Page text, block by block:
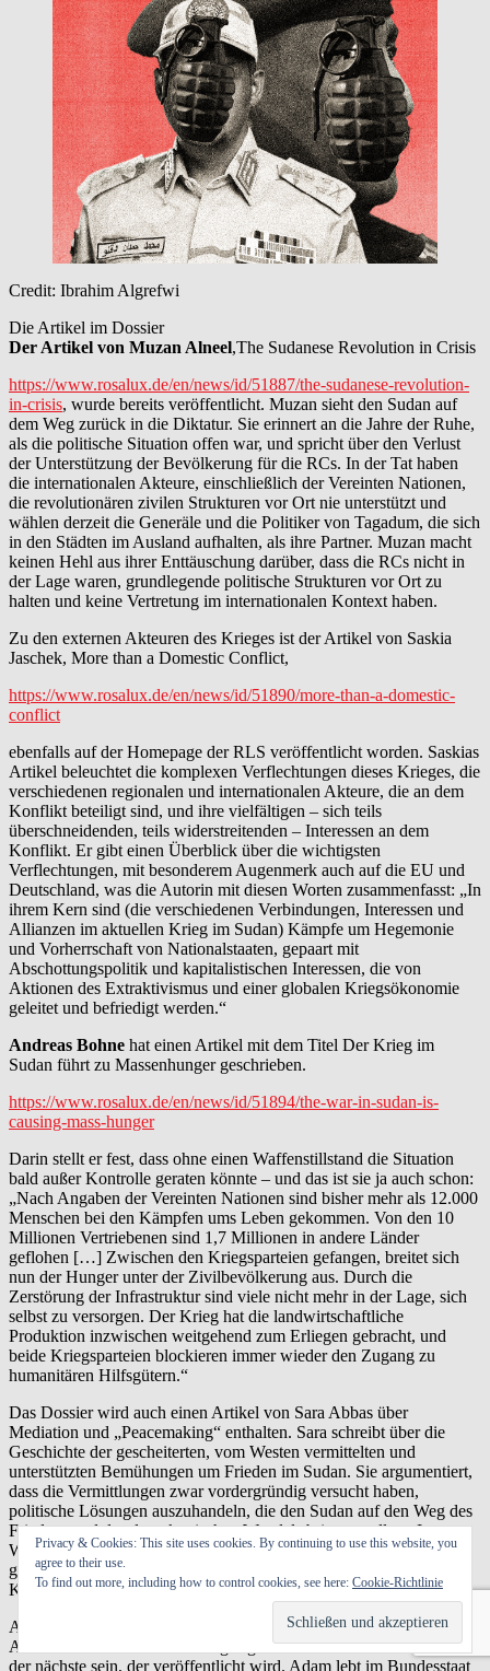
Credit: Ibrahim Algrefwi
Die Artikel im Dossier
Der Artikel von Muzan Alneel,The Sudanese Revolution in Crisis
https://www.rosalux.de/en/news/id/51887/the-sudanese-revolution-
in-crisis, wurde bereits veröffentlicht. Muzan sieht den Sudan auf
dem Weg zurück in die Diktatur. Sie erinnert an die Jahre der Ruhe,
als die politische Situation offen war, und spricht über den Verlust
der Unterstützung der Bevölkerung für die RCs. In der Tat haben
die internationalen Akteure, einschließlich der Vereinten Nationen,
die revolutionären zivilen Strukturen vor Ort nie unterstützt und
wählen derzeit die Generäle und die Politiker von Tagadum, die sich
in den Städten im Ausland aufhalten, als ihre Partner. Muzan macht
keinen Hehl aus ihrer Enttäuschung darüber, dass die RCs nicht in
der Lage waren, grundlegende politische Strukturen vor Ort zu
halten und keine Vertretung im internationalen Kontext haben.
Zu den externen Akteuren des Krieges ist der Artikel von Saskia
Jaschek, More than a Domestic Conflict,
https://www.rosalux.de/en/news/id/51890/more-than-a-domestic-
conflict
ebenfalls auf der Homepage der RLS veröffentlicht worden. Saskias
Artikel beleuchtet die komplexen Verflechtungen dieses Krieges, die
verschiedenen regionalen und internationalen Akteure, die an dem
Konflikt beteiligt sind, und ihre vielfältigen – sich teils
überschneidenden, teils widerstreitenden – Interessen an dem
Konflikt. Er gibt einen Überblick über die wichtigsten
Verflechtungen, mit besonderem Augenmerk auch auf die EU und
Deutschland, was die Autorin mit diesen Worten zusammenfasst: „In
ihrem Kern sind (die verschiedenen Verbindungen, Interessen und
Allianzen im aktuellen Krieg im Sudan) Kämpfe um Hegemonie
und Vorherrschaft von Nationalstaaten, gepaart mit
Abschottungspolitik und kapitalistischen Interessen, die von
Aktionen des Extraktivismus und einer globalen Kriegsökonomie
geleitet und befriedigt werden.“
Andreas Bohne hat einen Artikel mit dem Titel Der Krieg im
Sudan führt zu Massenhunger geschrieben.
https://www.rosalux.de/en/news/id/51894/the-war-in-sudan-is-
causing-mass-hunger
Darin stellt er fest, dass ohne einen Waffenstillstand die Situation
bald außer Kontrolle geraten könnte – und das ist sie ja auch schon:
„Nach Angaben der Vereinten Nationen sind bisher mehr als 12.000
Menschen bei den Kämpfen ums Leben gekommen. Von den 10
Millionen Vertriebenen sind 1,7 Millionen in andere Länder
geflohen […] Zwischen den Kriegsparteien gefangen, breitet sich
nun der Hunger unter der Zivilbevölkerung aus. Durch die
Zerstörung der Infrastruktur sind viele nicht mehr in der Lage, sich
selbst zu versorgen. Der Krieg hat die landwirtschaftliche
Produktion inzwischen weitgehend zum Erliegen gebracht, und
beide Kriegsparteien blockieren immer wieder den Zugang zu
humanitären Hilfsgütern.“
Das Dossier wird auch einen Artikel von Sara Abbas über
Mediation und „Peacemaking“ enthalten. Sara schreibt über die
Geschichte der gescheiterten, vom Westen vermittelten und
unterstützten Bemühungen um Frieden im Sudan. Sie argumentiert,
dass die Vermittlungen zwar vordergründig versucht haben,
politische Lösungen auszuhandeln, die den Sudan auf den Weg des
Friedens und des demokratischen Wandels bringen sollten. In
Wirklichkeit aber wurden militärische Akteure in den Mittelpunkt
gestellt, die ihren Machtbereich ausbauen konnten. So wurde die
Krise der Staatsführung eher vertieft als gelöst.
Adam Babiker hat über die Situation der Migration am Horn von
Afrika während des Sudankrieges geschrieben. Sein Artikel wird
der nächste sein, der veröffentlicht wird. Adam lebt im Bundesstaat
Privacy & Cookies: This site uses cookies. By continuing to use this website, you
agree to their use.
To find out more, including how to control cookies, see here: Cookie-Richtlinie